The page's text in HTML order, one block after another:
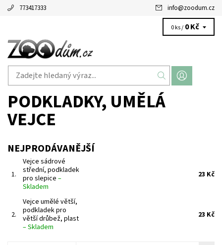
773417333 info@zoodum.cz
0 ks / 0 Kč
PODKLADKY, UMĚLÁ
VEJCE
NEJPRODÁVANĚJŠÍ
1.
Vejce sádrové
střední, podkladek
pro slepice –
Skladem
23 Kč
2.
Vejce umělé větší,
podkladek pro
větší drůbež, plast
–Skladem
23 Kč